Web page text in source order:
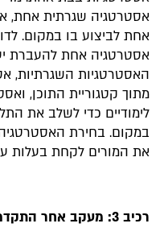
אסטרטגיה שגרתית אחת,
אחת לביצוע בו במקום.
אסטרטגיה אחת להעברת
האסטרטגיות השגרתיות,
מתוך קטגוריית התוכן,
לימודיים כדי לשלב את
במקום. בחירת
את המורים לקחת בעלות
רכיב 3: מעקב אחר התקדמות המורה